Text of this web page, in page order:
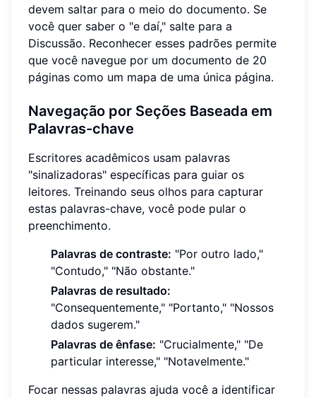
devem saltar para o meio do documento. Se
você quer saber o "e daí," salte para a
Discussão. Reconhecer esses padrões permite
que você navegue por um documento de 20
páginas como um mapa de uma única página.
Navegação por Seções Baseada em
Palavras-chave
Escritores acadêmicos usam palavras
"sinalizadoras" específicas para guiar os
leitores. Treinando seus olhos para capturar
estas palavras-chave, você pode pular o
preenchimento.
Palavras de contraste: "Por outro lado,"
"Contudo," "Não obstante."
Palavras de resultado:
"Consequentemente," "Portanto," "Nossos
dados sugerem."
Palavras de ênfase: "Crucialmente," "De
particular interesse," "Notavelmente."
Focar nessas palavras ajuda você a identificar